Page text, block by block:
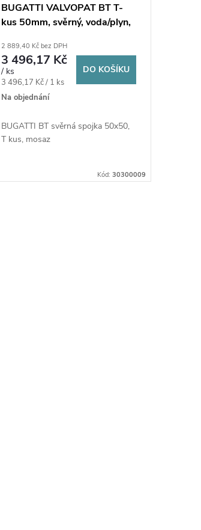
BUGATTI VALVOPAT BT T-
kus 50mm, svěrný, voda/plyn,
2 889,40 Kč bez DPH
3 496,17 Kč
/ ks
Měrná
cena:
3 496,17 Kč / 1 ks
Na objednání
DO KOŠÍKU
BUGATTI BT svěrná spojka 50x50,
T kus, mosaz
Kód: 30300009